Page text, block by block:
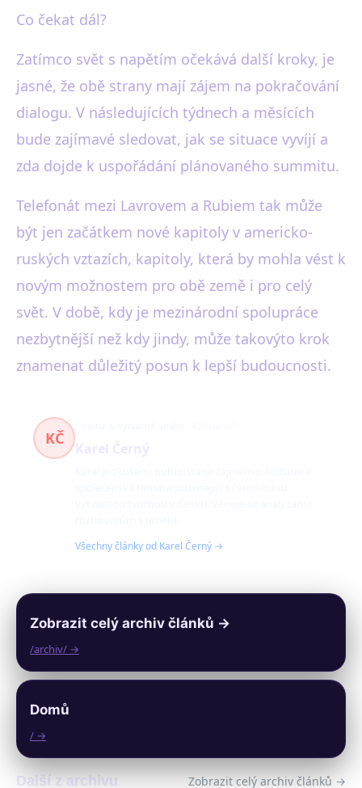
Co čekat dál?
Zatímco svět s napětím očekává další kroky, je
jasné, že obě strany mají zájem na pokračování
dialogu. V následujících týdnech a měsících
bude zajímavé sledovat, jak se situace vyvíjí a
zda dojde k uspořádání plánovaného summitu.
Telefonát mezi Lavrovem a Rubiem tak může
být jen začátkem nové kapitoly v americko-
ruských vztazích, kapitoly, která by mohla vést k
novým možnostem pro obě země i pro celý
svět. V době, kdy je mezinárodní spolupráce
nezbytnější než kdy jindy, může takovýto krok
znamenat důležitý posun k lepší budoucnosti.
KČ
Všechny články od Karel Černý →
Zobrazit celý archiv článků →
/archiv/ →
Domů
/ →
Další z archivu Zobrazit celý archiv článků →